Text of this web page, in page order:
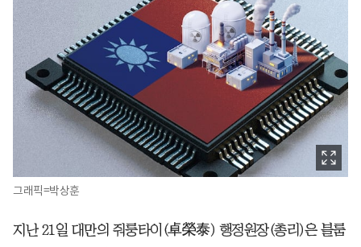
그래픽=박상훈
지난 21일 대만의 줘룽타이(卓榮泰) 행정원장(총리)은 블룸